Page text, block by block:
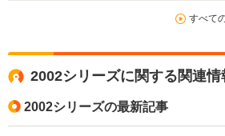
すべて
2002シリーズに関する関連情
2002シリーズの最新記事